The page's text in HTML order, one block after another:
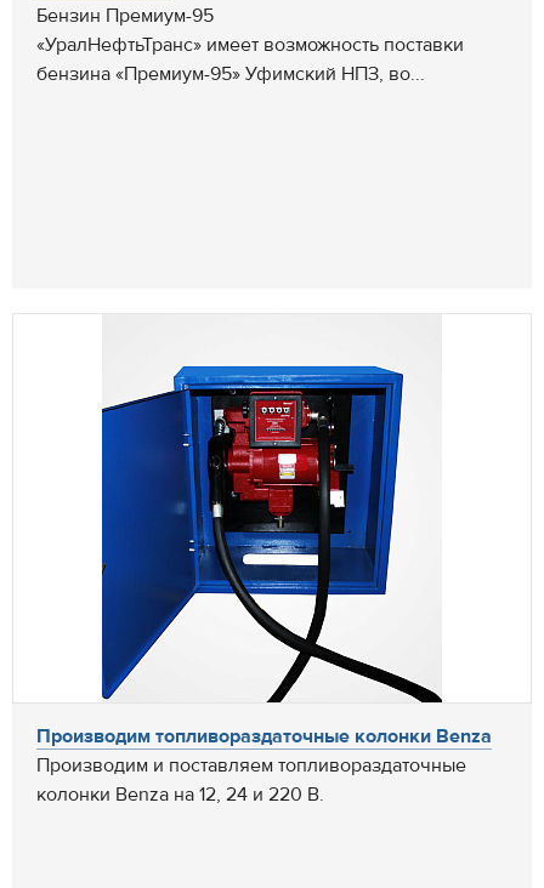
Бензин Премиум-95
«УралНефтьТранс» имеет возможность поставки
бензина «Премиум-95» Уфимский НПЗ, во...
Производим топливораздаточные колонки Benza
Производим и поставляем топливораздаточные
колонки Benza на 12, 24 и 220 В.